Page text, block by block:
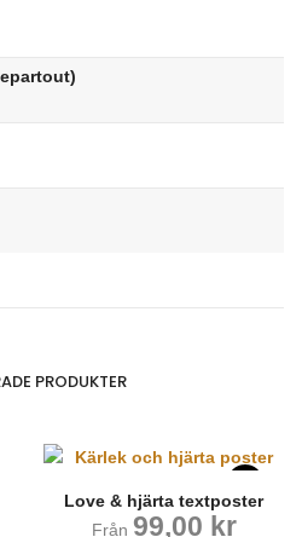
PRODUKTER
Love & hjärta textposter
Från 99,00 kr